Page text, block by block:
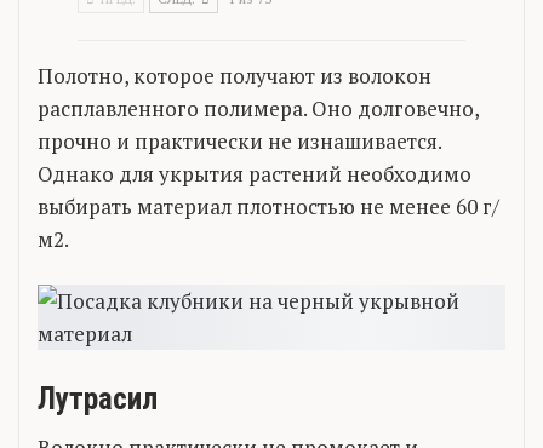
Полотно, которое получают из волокон
расплавленного полимера. Оно долговечно,
прочно и практически не изнашивается.
Однако для укрытия растений необходимо
выбирать материал плотностью не менее 60 г/
м2.
Лутрасил